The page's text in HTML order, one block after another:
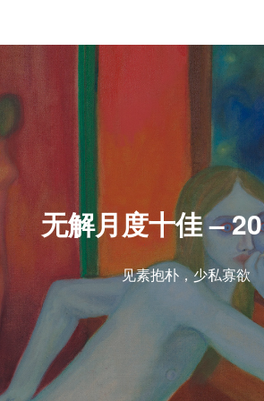
无解月度十佳 –
见素抱朴，少私寡欲